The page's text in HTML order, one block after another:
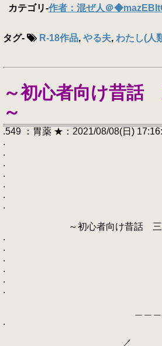
カテゴリ-作者：混ぜ人＠
タグ- R-18作品, やる夫, わたし(人
～初心者向け昔話
～
.549 ：胃薬 ★：2021/08/08(日)
.
.
.
.
.
.
.
～初心者向け昔話 三枚
.
.
.
.
.
.
.
／